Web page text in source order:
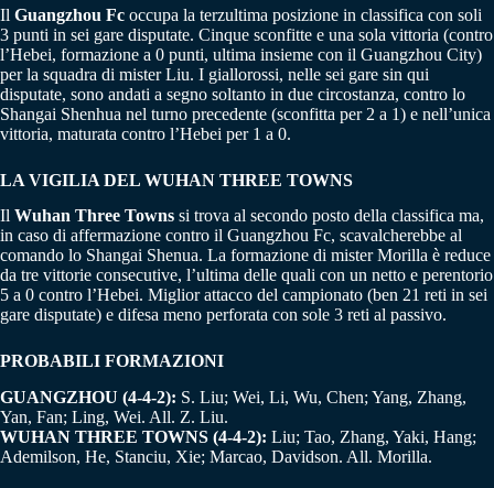
Il Guangzhou Fc occupa la terzultima posizione in classifica con soli
3 punti in sei gare disputate. Cinque sconfitte e una sola vittoria (contro
l’Hebei, formazione a 0 punti, ultima insieme con il Guangzhou City)
per la squadra di mister Liu. I giallorossi, nelle sei gare sin qui
disputate, sono andati a segno soltanto in due circostanza, contro lo
Shangai Shenhua nel turno precedente (sconfitta per 2 a 1) e nell’unica
vittoria, maturata contro l’Hebei per 1 a 0.
LA VIGILIA DEL WUHAN THREE TOWNS
Il Wuhan Three Towns si trova al secondo posto della classifica ma,
in caso di affermazione contro il Guangzhou Fc, scavalcherebbe al
comando lo Shangai Shenua. La formazione di mister Morilla è reduce
da tre vittorie consecutive, l’ultima delle quali con un netto e perentorio
5 a 0 contro l’Hebei. Miglior attacco del campionato (ben 21 reti in sei
gare disputate) e difesa meno perforata con sole 3 reti al passivo.
PROBABILI FORMAZIONI
GUANGZHOU (4-4-2): S. Liu; Wei, Li, Wu, Chen; Yang, Zhang,
Yan, Fan; Ling, Wei. All. Z. Liu.
WUHAN THREE TOWNS (4-4-2): Liu; Tao, Zhang, Yaki, Hang;
Ademilson, He, Stanciu, Xie; Marcao, Davidson. All. Morilla.